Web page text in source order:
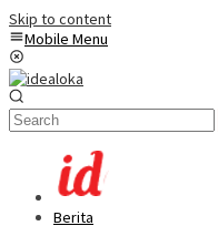
Skip to content
Mobile Menu
Berita